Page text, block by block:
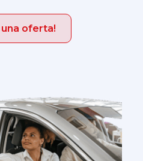
una oferta!